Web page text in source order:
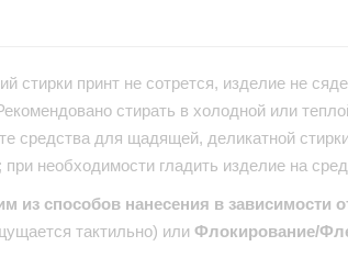
стирки принт не сотрется, изделие не
стирать в холодной или
средства для щадящей, деликатной
при необходимости гладить изделие на
из способов нанесения в зависимости
тактильно) или Флокирование/